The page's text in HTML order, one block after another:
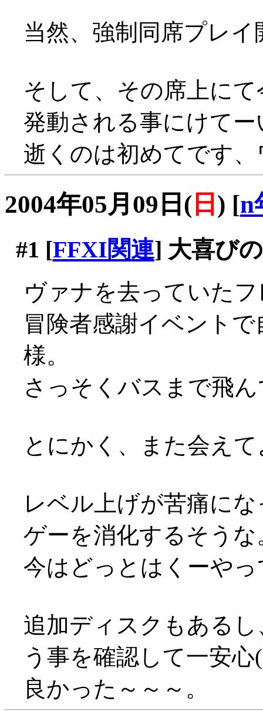
当然、強制同席プレイ
そして、その席上に
発動される事にけて
逝くのは初めてです
2004年05月09日( 日 ) [n
#1 [FFXI関連] 大喜び
ヴァナを去っていた
冒険者感謝イベント
様。
さっそくバスまで飛
とにかく、また会え
レベル上げが苦痛に
ゲーを消化するそうな
今はどっとはくーや
追加ディスクもある
う事を確認して一安
良かった～～～。